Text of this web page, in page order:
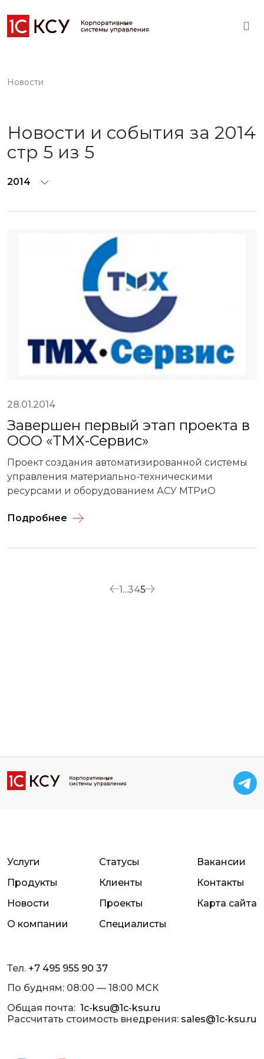
Новости
Новости и события за 2014
стр 5 из 5
2014
28.01.2014
Завершен первый этап проекта в
ООО «ТМХ-Сервис»
Проект создания автоматизированной системы
управления материально-техническими
ресурсами и оборудованием АСУ МТРиО
Подробнее
1...345
Тел. +7 495 955 90 37
По будням: 08:00 — 18:00 МСК
Общая почта: 1c-ksu@1c-ksu.ru
Рассчитать стоимость внедрения: sales@1c-ksu.ru
Услуги
Продукты
Новости
О компании
Статусы
Клиенты
Проекты
Специалисты
Вакансии
Контакты
Карта сайта